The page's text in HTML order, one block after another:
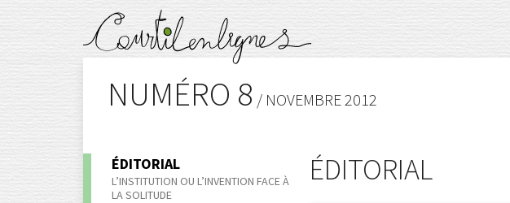
NUMÉRO 8 / NOVEMBRE 2012
ÉDITORIAL
LʼINSTITUTION OU LʼINVENTION FACE À
LA SOLITUDE
ÉDITORIAL